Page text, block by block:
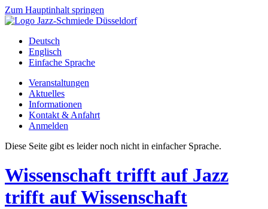
Zum Hauptinhalt springen
Deutsch
Englisch
Einfache Sprache
Veranstaltungen
Aktuelles
Informationen
Kontakt & Anfahrt
Anmelden
Diese Seite gibt es leider noch nicht in einfacher Sprache.
Wissenschaft trifft auf Jazz
trifft auf Wissenschaft